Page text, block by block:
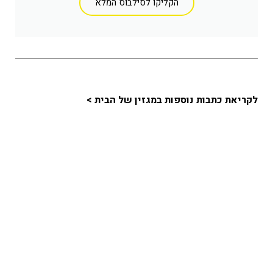
לקריאת כתבות נוספות במגזין של הבית >